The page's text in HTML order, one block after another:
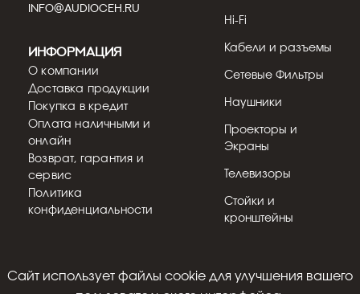
INFO@AUDIOCEH.RU
Hi-Fi
Кабели и разъемы
Сетевые Фильтры
Наушники
Проекторы и
Экраны
Телевизоры
Стойки и
кронштейны
Информация
О компании
Доставка продукции
Покупка в кредит
Оплата наличными и
онлайн
Возврат, гарантия и
сервис
Политика
конфиденциальности
Cайт использует файлы cookie для улучшения вашего